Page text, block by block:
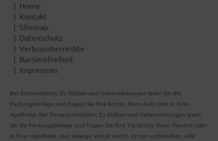
Home
Kontakt
Sitemap
Datenschutz
Verbraucherrechte
Barrierefreiheit
Impressum
Bei Arzneimitteln: Zu Risiken und Nebenwirkungen lesen Sie die
Packungsbeilage und fragen Sie Ihre Ärztin, Ihren Arzt oder in Ihrer
Apotheke. Bei Tierarzneimitteln: Zu Risiken und Nebenwirkungen lesen
Sie die Packungsbeilage und fragen Sie Ihre Tierärztin, Ihren Tierarzt oder
in Ihrer Apotheke. Nur solange Vorrat reicht. Irrtum vorbehalten. Alle